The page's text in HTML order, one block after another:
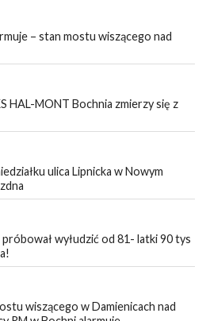
– stan mostu wiszącego nad
HAL-MONT Bochnia zmierzy się z
ulica Lipnicka w Nowym
wyłudzić od 81- latki 90 tys
wiszącego w Damienicach nad